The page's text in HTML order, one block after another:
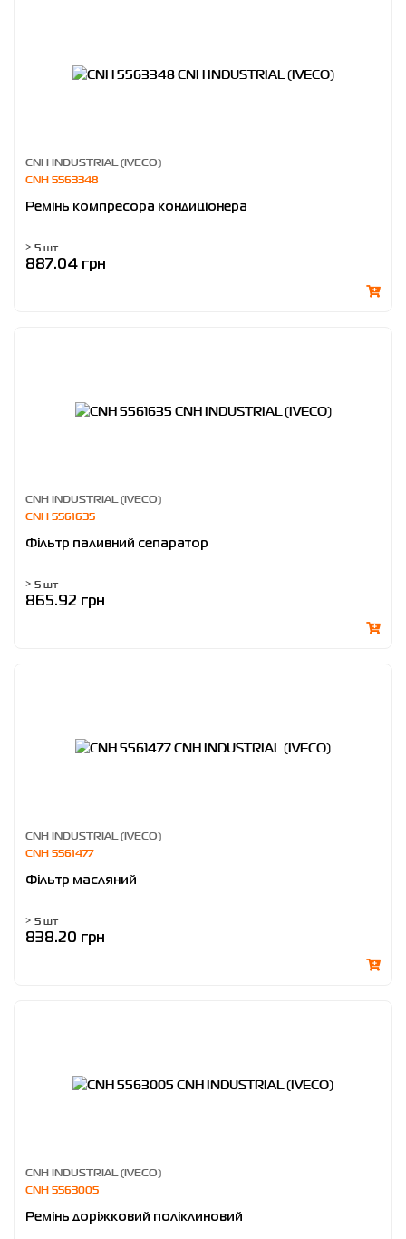
CNH INDUSTRIAL (IVECO)
CNH 5563348
Ремінь компресора кондиціонера
> 5 шт
887.04 грн
CNH INDUSTRIAL (IVECO)
CNH 5561635
Фільтр паливний сепаратор
> 5 шт
865.92 грн
CNH INDUSTRIAL (IVECO)
CNH 5561477
Фільтр масляний
> 5 шт
838.20 грн
CNH INDUSTRIAL (IVECO)
CNH 5563005
Ремінь дорiжковий поліклиновий